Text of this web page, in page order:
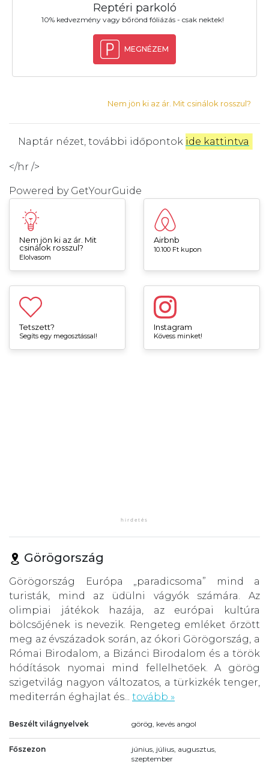
Reptéri parkoló
10% kedvezmény vagy bőrönd fóliázás - csak nektek!
MEGNÉZEM
Nem jön ki az ár. Mit csinálok rosszul?
Naptár nézet, további időpontok ide kattintva
</hr />
Powered by GetYourGuide
Nem jön ki az ár. Mit
csinálok rosszul?
Elolvasom
Airbnb
10.100 Ft kupon
Tetszett?
Segíts egy megosztással!
Instagram
Kövess minket!
Görögország
Görögország Európa „paradicsoma” mind a
turisták, mind az üdülni vágyók számára. Az
olimpiai játékok hazája, az európai kultúra
bölcsőjének is nevezik. Rengeteg emléket őrzött
meg az évszázadok során, az ókori Görögország, a
Római Birodalom, a Bizánci Birodalom és a török
hódítások nyomai mind fellelhetőek. A görög
szigetvilág nagyon változatos, a türkizkék tenger,
mediterrán éghajlat és... tovább »
Beszélt világnyelvek görög, kevés angol
Főszezon
június, július, augusztus,
szeptember